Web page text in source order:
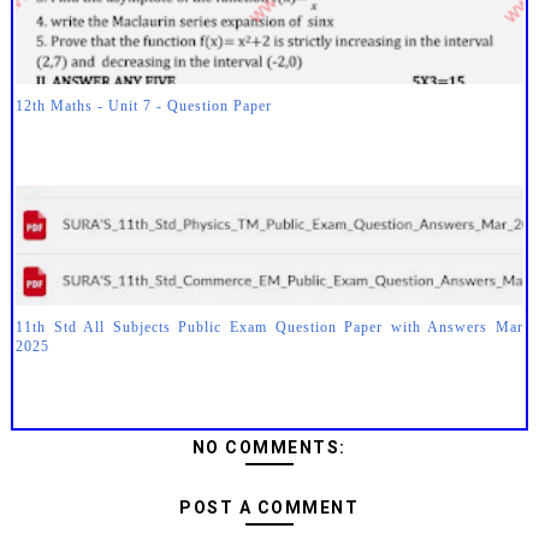
12th Maths - Unit 7 - Question Paper
11th Std All Subjects Public Exam Question Paper with Answers Mar
2025
NO COMMENTS:
POST A COMMENT